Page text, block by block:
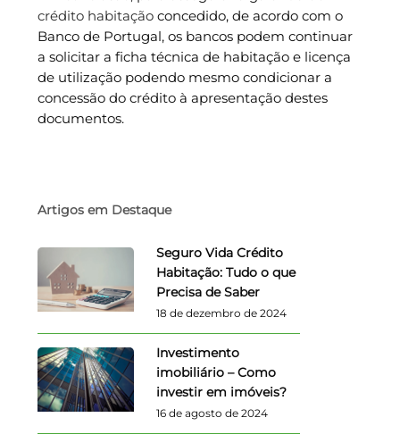
crédito habitaçãoconcedido, de acordo com o
Banco de Portugal, os bancos podem continuar
a solicitar a ficha técnica de habitação e licença
de utilização podendo mesmo condicionar a
concessão do crédito à apresentação destes
documentos.
Artigos em Destaque
Seguro Vida Crédito
Habitação: Tudo o que
Precisa de Saber
18 de dezembro de 2024
Investimento
imobiliário – Como
investir em imóveis?
16 de agosto de 2024